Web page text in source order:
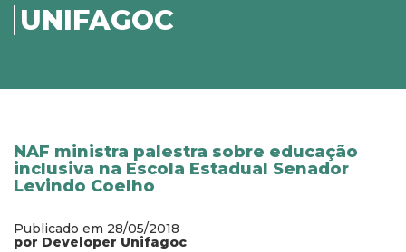
UNIFAGOC
NAF ministra palestra sobre educação
inclusiva na Escola Estadual Senador
Levindo Coelho
Publicado em 28/05/2018
por Developer Unifagoc